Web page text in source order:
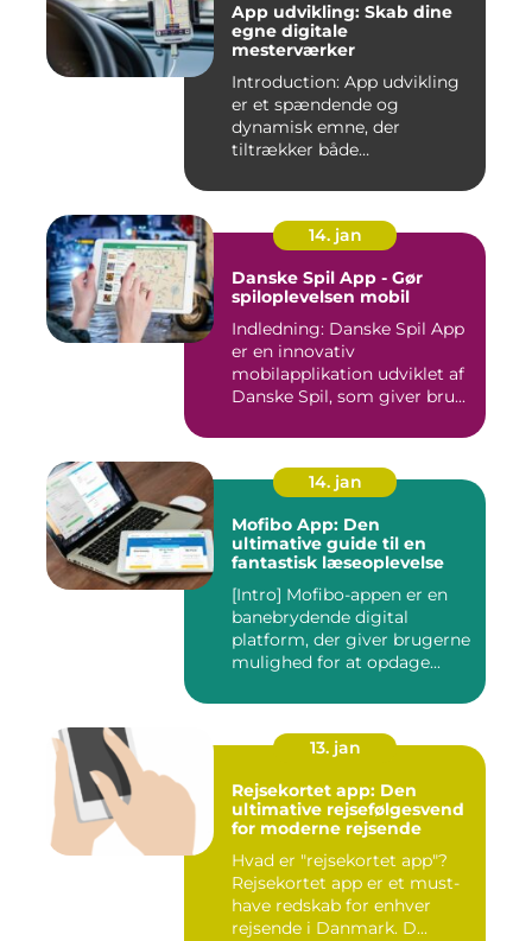
App udvikling: Skab dine
egne digitale
mesterværker
Introduction: App udvikling
er et spændende og
dynamisk emne, der
tiltrækker både
14. jan
Danske Spil App - Gør
spiloplevelsen mobil
Indledning: Danske Spil App
er en innovativ
mobilapplikation udviklet af
Danske Spil, som giver bru...
14. jan
Mofibo App: Den
ultimative guide til en
fantastisk læseoplevelse
[Intro] Mofibo-appen er en
banebrydende digital
platform, der giver brugerne
mulighed for at opdage...
13. jan
Rejsekortet app: Den
ultimative rejsefølgesvend
for moderne rejsende
Hvad er "rejsekortet app"?
Rejsekortet app er et must-
have redskab for enhver
rejsende i Danmark. D...